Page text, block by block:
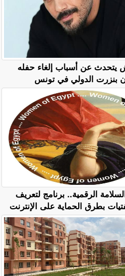
يتحدث عن أسباب إلغاء حفله
بنزرت الدولي في تونس
الرقمية.. برنامج لتعريف
بطرق الحماية على الإنترنت